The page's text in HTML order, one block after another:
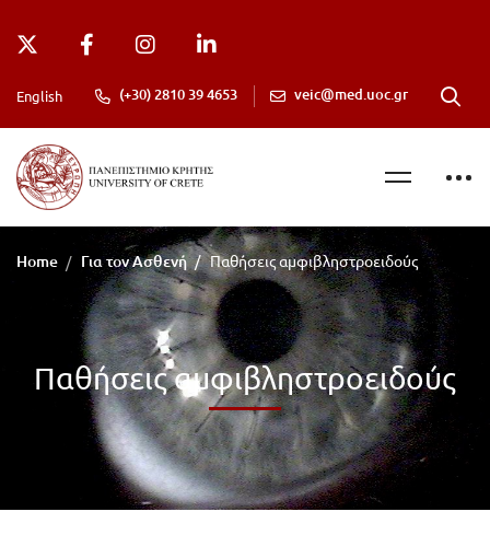
English (+30) 2810 39 4653 veic@med.uoc.gr
Home Για τον Ασθενή Παθήσεις αμφιβληστροειδούς
Παθήσεις αμφιβληστροειδούς